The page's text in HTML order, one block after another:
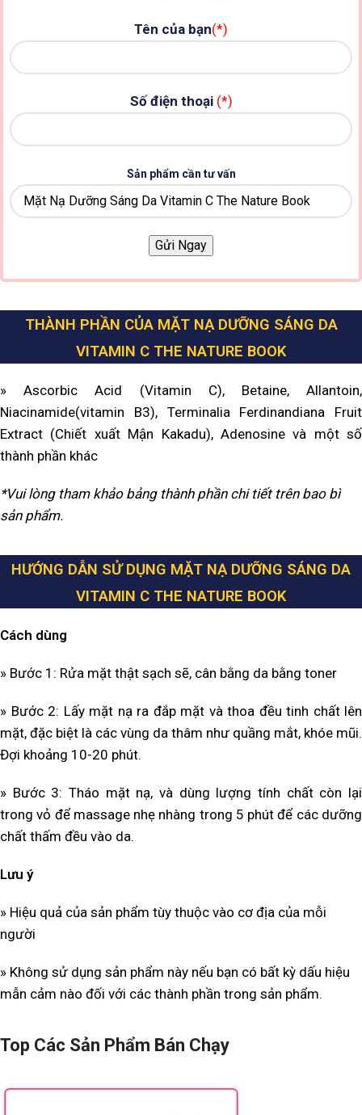
Tên của bạn(*)
Số điện thoại (*)
Sản phẩm cần tư vấn
THÀNH PHẦN CỦA MẶT NẠ DƯỠNG SÁNG DA
VITAMIN C THE NATURE BOOK
» Ascorbic Acid (Vitamin C), Betaine, Allantoin,
Niacinamide(vitamin B3), Terminalia Ferdinandiana Fruit
Extract (Chiết xuất Mận Kakadu), Adenosine và một số
thành phần khác
*Vui lòng tham khảo bảng thành phần chi tiết trên bao bì
sản phẩm.
HƯỚNG DẪN SỬ DỤNG MẶT NẠ DƯỠNG SÁNG DA
VITAMIN C THE NATURE BOOK
Cách dùng
» Bước 1: Rửa mặt thật sạch sẽ, cân bằng da bằng toner
» Bước 2: Lấy mặt nạ ra đắp mặt và thoa đều tinh chất lên
mặt, đặc biệt là các vùng da thâm như quầng mắt, khóe mũi.
Đợi khoảng 10-20 phút.
» Bước 3: Tháo mặt nạ, và dùng lượng tính chất còn lại
trong vỏ để massage nhẹ nhàng trong 5 phút để các dưỡng
chất thấm đều vào da.
Lưu ý
» Hiệu quả của sản phẩm tùy thuộc vào cơ địa của mỗi
người
» Không sử dụng sản phẩm này nếu bạn có bất kỳ dấu hiệu
mẫn cảm nào đối với các thành phần trong sản phẩm.
Top Các Sản Phẩm Bán Chạy